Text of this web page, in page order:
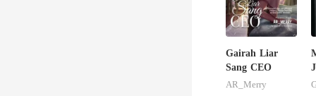
Gairah Liar
Sang CEO
AR_Merry